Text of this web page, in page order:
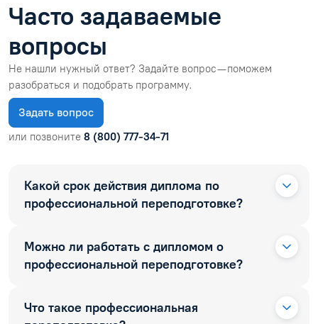
Часто задаваемые
вопросы
Не нашли нужный ответ? Задайте вопрос — поможем
разобраться и подобрать программу.
Задать вопрос
или позвоните 8 (800) 777-34-71
Какой срок действия диплома по
профессиональной переподготовке?
Можно ли работать с дипломом о
профессиональной переподготовке?
Что такое профессиональная